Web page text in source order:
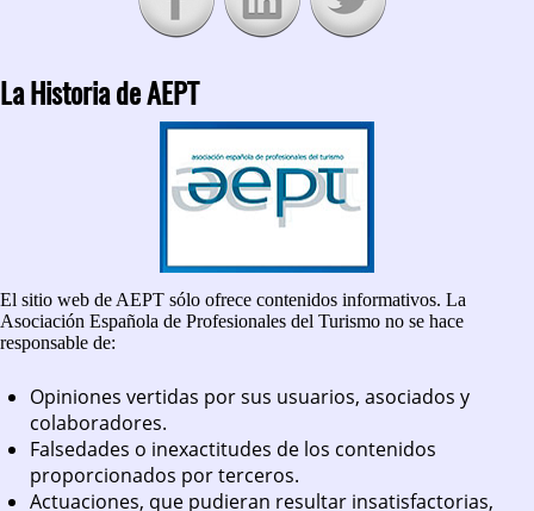
La Historia de AEPT
El sitio web de AEPT sólo ofrece contenidos informativos. La
Asociación Española de Profesionales del Turismo no se hace
responsable de:
Opiniones vertidas por sus usuarios, asociados y
colaboradores.
Falsedades o inexactitudes de los contenidos
proporcionados por terceros.
Actuaciones, que pudieran resultar insatisfactorias,